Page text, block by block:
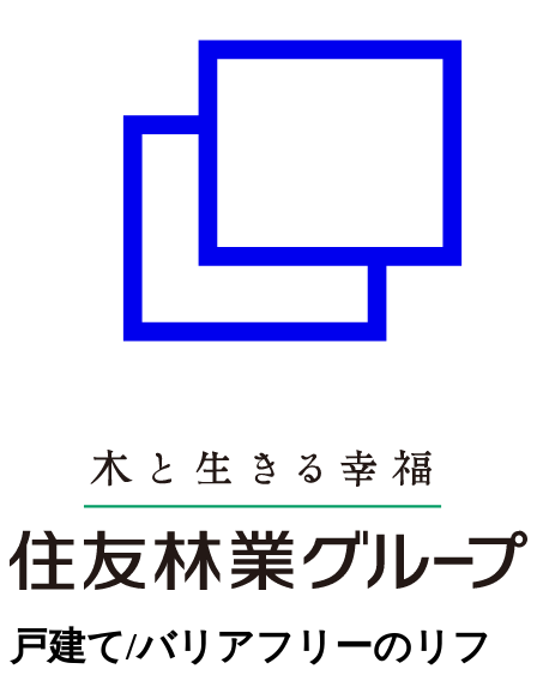
戸建て/バリアフリーのリフ